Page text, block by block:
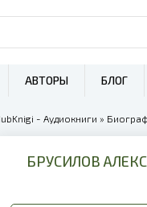
АВТОРЫ БЛОГ
- Аудиокниги »
БРУСИЛОВ